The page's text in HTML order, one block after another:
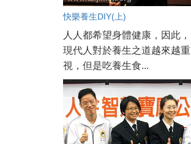
快樂養生DIY(上)
人人都希望身體健康，因此，
現代人對於養生之道越來越重
視，但是吃養生食...